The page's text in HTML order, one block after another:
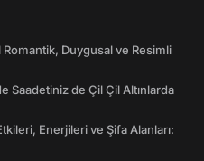
Romantik, Duygusal ve Resimli
Saadetiniz de Çil Çil Altınlarda
Enerjileri ve Şifa Alanları: